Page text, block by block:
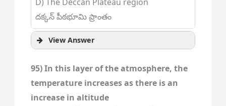
దక్కన్ పీఠభూమి ప్రాంతం
View Answer
95) In this layer of the atmosphere, the
temperature increases as there is an
increase in altitude